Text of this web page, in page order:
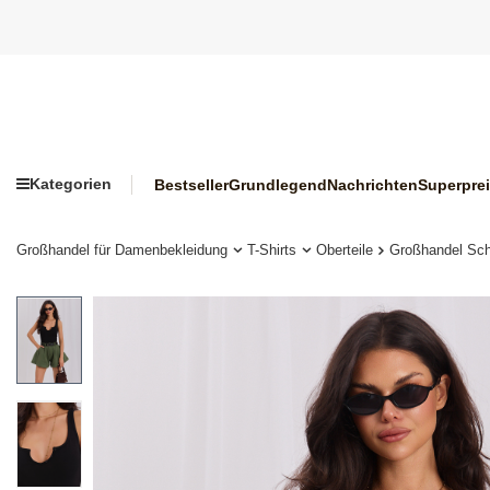
Kategorien BestsellerGrundlegendNachrichten
Großhandel für Damenbekleidung T-Shirts Oberteile Großhandel